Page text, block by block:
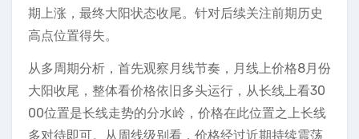
期上涨，最终大阳状态收尾。针对后续关注前期历史
高点位置得失。
从多周期分析，首先观察月线节奏，月线上价格8月份
大阳收尾，整体看价格依旧多头运行，从长线上看30
00位置是长线走势的分水岭，价格在此位置之上长线
多对待即可。从周线级别看，价格经过近期持续震荡